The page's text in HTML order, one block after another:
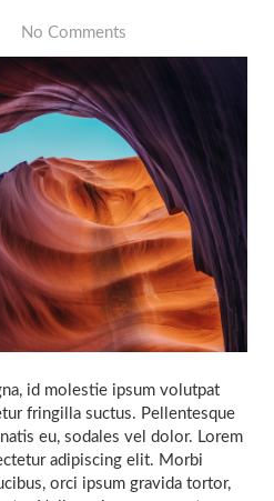
No Comments
id molestie ipsum volutpat
fringilla suctus. Pellentesque
eu, sodales vel dolor. Lorem
adipiscing elit. Morbi
orci ipsum gravida tortor,